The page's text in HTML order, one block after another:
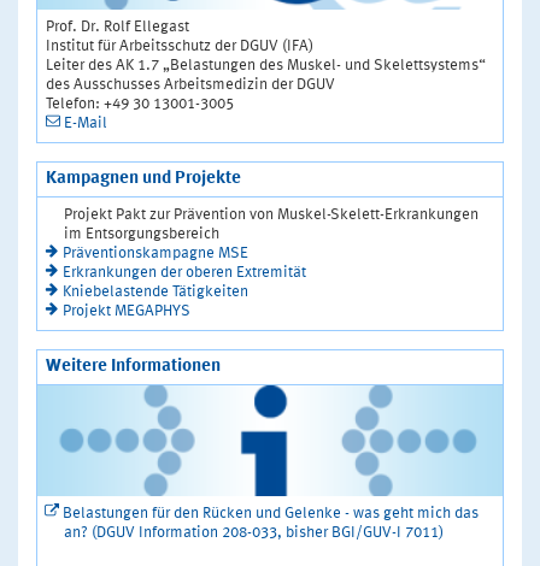
Prof. Dr. Rolf Ellegast
Institut für Arbeitsschutz der DGUV (IFA)
Leiter des AK 1.7 „Belastungen des Muskel- und Skelettsystems“
des Ausschusses Arbeitsmedizin der DGUV
Telefon: +49 30 13001-3005
E-Mail
Kampagnen und Projekte
Projekt Pakt zur Prävention von Muskel-Skelett-Erkrankungen
im Entsorgungsbereich
Präventionskampagne MSE
Erkrankungen der oberen Extremität
Kniebelastende Tätigkeiten
Projekt MEGAPHYS
Weitere Informationen
Belastungen für den Rücken und Gelenke - was geht mich das
an? (DGUV Information 208-033, bisher BGI/GUV-I 7011)